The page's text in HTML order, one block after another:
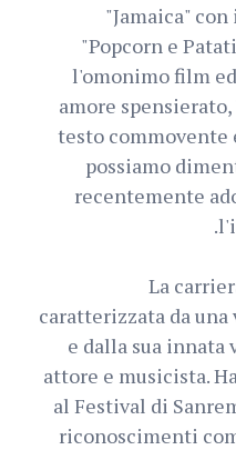
"Jamaica"
"Popcorn e
l'omonimo film
amore
testo commovente
possiamo
recentemente
La
caratterizzata da
e dalla sua
attore e musicista.
al Festival di
riconoscimenti